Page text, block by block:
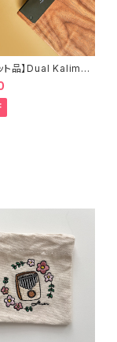
ト品】Dual Kalimba
/ 17音【1年保証】